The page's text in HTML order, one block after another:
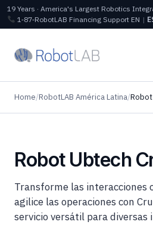
19 Years · America's Largest Robotics
1‑87‑RobotLAB Financing Support EN |
Home/RobotLAB América Latina/
Robot Ubtech
Transforme las interacciones
agilice las operaciones con
servicio versátil para diversas